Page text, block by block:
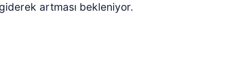
artması bekleniyor.